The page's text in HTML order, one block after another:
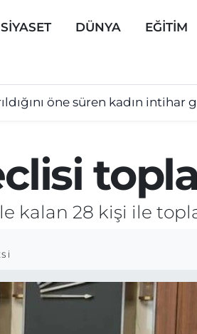
SİYASET DÜNYA EĞİTİM
öne süren kadın
kalan 28 kişi ile